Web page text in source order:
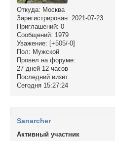
Откуда: Москва
Зарегистрирован: 2021-07-23
Приглашений: 0
Сообщений: 1979
Уважение: [+505/-0]
Пол: Мужской
Провел на форуме:
27 дней 12 часов
Последний визит:
Сегодня 15:27:24
Sanarcher
Активный участник